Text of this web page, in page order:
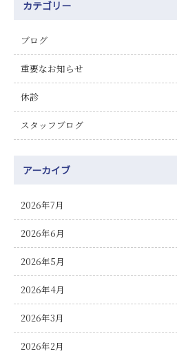
カテゴリー
ブログ
重要なお知らせ
休診
スタッフブログ
アーカイブ
2026年7月
2026年6月
2026年5月
2026年4月
2026年3月
2026年2月